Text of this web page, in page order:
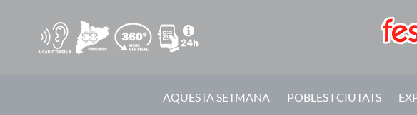
AQUESTA SETMANA POBLES I CIUTATS